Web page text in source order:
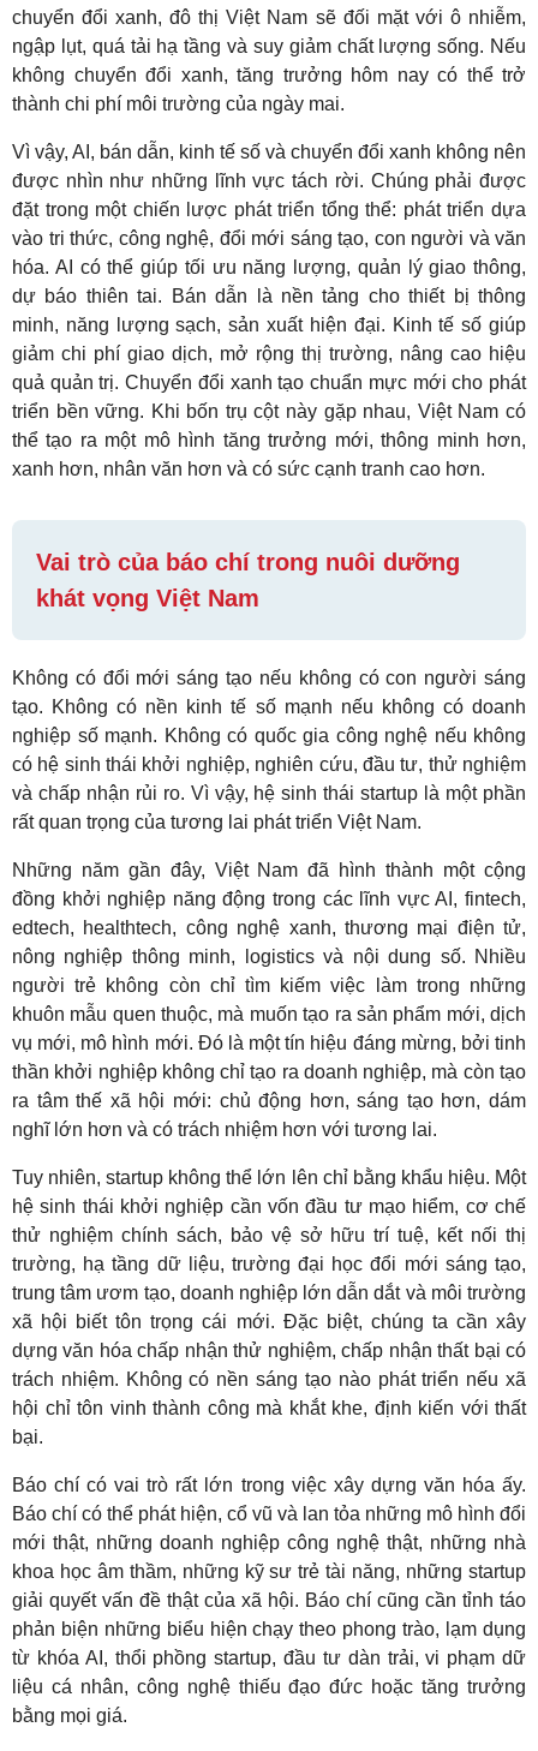
chuyển đổi xanh, đô thị Việt Nam sẽ đối mặt với ô nhiễm,
ngập lụt, quá tải hạ tầng và suy giảm chất lượng sống. Nếu
không chuyển đổi xanh, tăng trưởng hôm nay có thể trở
thành chi phí môi trường của ngày mai.
Vì vậy, AI, bán dẫn, kinh tế số và chuyển đổi xanh không nên
được nhìn như những lĩnh vực tách rời. Chúng phải được
đặt trong một chiến lược phát triển tổng thể: phát triển dựa
vào tri thức, công nghệ, đổi mới sáng tạo, con người và văn
hóa. AI có thể giúp tối ưu năng lượng, quản lý giao thông,
dự báo thiên tai. Bán dẫn là nền tảng cho thiết bị thông
minh, năng lượng sạch, sản xuất hiện đại. Kinh tế số giúp
giảm chi phí giao dịch, mở rộng thị trường, nâng cao hiệu
quả quản trị. Chuyển đổi xanh tạo chuẩn mực mới cho phát
triển bền vững. Khi bốn trụ cột này gặp nhau, Việt Nam có
thể tạo ra một mô hình tăng trưởng mới, thông minh hơn,
xanh hơn, nhân văn hơn và có sức cạnh tranh cao hơn.
Vai trò của báo chí trong nuôi dưỡng
khát vọng Việt Nam
Không có đổi mới sáng tạo nếu không có con người sáng
tạo. Không có nền kinh tế số mạnh nếu không có doanh
nghiệp số mạnh. Không có quốc gia công nghệ nếu không
có hệ sinh thái khởi nghiệp, nghiên cứu, đầu tư, thử nghiệm
và chấp nhận rủi ro. Vì vậy, hệ sinh thái startup là một phần
rất quan trọng của tương lai phát triển Việt Nam.
Những năm gần đây, Việt Nam đã hình thành một cộng
đồng khởi nghiệp năng động trong các lĩnh vực AI, fintech,
edtech, healthtech, công nghệ xanh, thương mại điện tử,
nông nghiệp thông minh, logistics và nội dung số. Nhiều
người trẻ không còn chỉ tìm kiếm việc làm trong những
khuôn mẫu quen thuộc, mà muốn tạo ra sản phẩm mới, dịch
vụ mới, mô hình mới. Đó là một tín hiệu đáng mừng, bởi tinh
thần khởi nghiệp không chỉ tạo ra doanh nghiệp, mà còn tạo
ra tâm thế xã hội mới: chủ động hơn, sáng tạo hơn, dám
nghĩ lớn hơn và có trách nhiệm hơn với tương lai.
Tuy nhiên, startup không thể lớn lên chỉ bằng khẩu hiệu. Một
hệ sinh thái khởi nghiệp cần vốn đầu tư mạo hiểm, cơ chế
thử nghiệm chính sách, bảo vệ sở hữu trí tuệ, kết nối thị
trường, hạ tầng dữ liệu, trường đại học đổi mới sáng tạo,
trung tâm ươm tạo, doanh nghiệp lớn dẫn dắt và môi trường
xã hội biết tôn trọng cái mới. Đặc biệt, chúng ta cần xây
dựng văn hóa chấp nhận thử nghiệm, chấp nhận thất bại có
trách nhiệm. Không có nền sáng tạo nào phát triển nếu xã
hội chỉ tôn vinh thành công mà khắt khe, định kiến với thất
bại.
Báo chí có vai trò rất lớn trong việc xây dựng văn hóa ấy.
Báo chí có thể phát hiện, cổ vũ và lan tỏa những mô hình đổi
mới thật, những doanh nghiệp công nghệ thật, những nhà
khoa học âm thầm, những kỹ sư trẻ tài năng, những startup
giải quyết vấn đề thật của xã hội. Báo chí cũng cần tỉnh táo
phản biện những biểu hiện chạy theo phong trào, lạm dụng
từ khóa AI, thổi phồng startup, đầu tư dàn trải, vi phạm dữ
liệu cá nhân, công nghệ thiếu đạo đức hoặc tăng trưởng
bằng mọi giá.